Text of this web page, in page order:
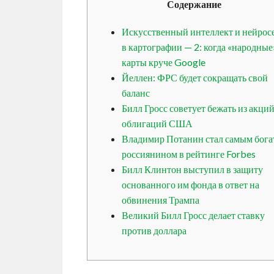
Содержание
Искусственный интеллект и
в картографии — 2: когда
карты круче Google
Йеллен: ФРС будет сокращать свой
баланс
Билл Гросс советует бежать из
облигаций США
Владимир Потанин стал самым
россиянином в рейтинге Forbes
Билл Клинтон выступил в защиту
основанного им фонда в ответ на
обвинения Трампа
Великий Билл Гросс делает ставку
против доллара